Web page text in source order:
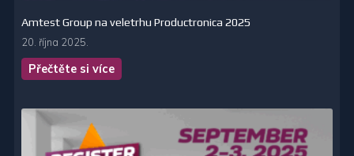
Amtest Group na veletrhu Productronica 2025
20. října 2025.
Přečtěte si více